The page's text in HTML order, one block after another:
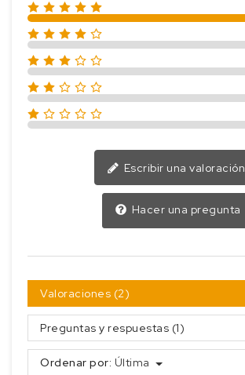
Escribir una valoración
Hacer una pregunta
Valoraciones (2)
Preguntas y respuestas (1)
Ordenar por: Última